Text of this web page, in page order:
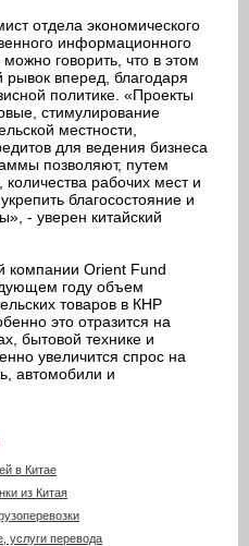
отдела экономического
информационного
говорить, что в этом
рывок вперед, благодаря
политике. «Проекты
стимулирование
местности,
для ведения бизнеса
позволяют, путем
рабочих мест и
благосостояние и
- уверен китайский
компании Orient Fund
году объем
товаров в КНР
это отразится на
бытовой технике и
увеличится спрос на
автомобили и
в Китае
из Китая
услуги перевода